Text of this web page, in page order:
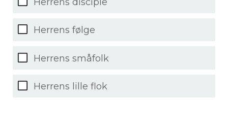
Herrens følge
Herrens småfolk
Herrens lille flok